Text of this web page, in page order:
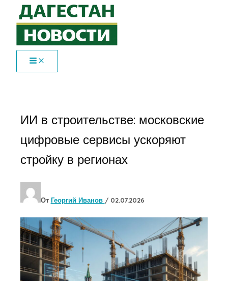
Перейти
содержимому
ИИ в строительстве: московские
цифровые сервисы ускоряют
стройку в регионах
От Георгий Иванов / 02.07.2026